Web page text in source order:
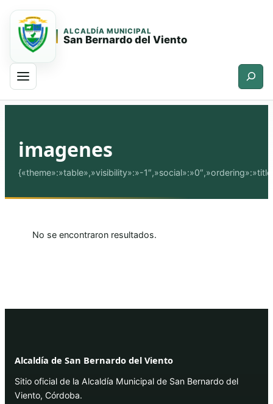
contenido
principal
contenido
ALCALDÍA MUNICIPAL
San Bernardo del Viento
Buscar
imagenes
{«theme»:»table»,»visibility»:»-
No se encontraron resultados.
Alcaldía de San Bernardo del Viento
Sitio oficial de la Alcaldía Municipal de San Bernardo del
Viento, Córdoba.